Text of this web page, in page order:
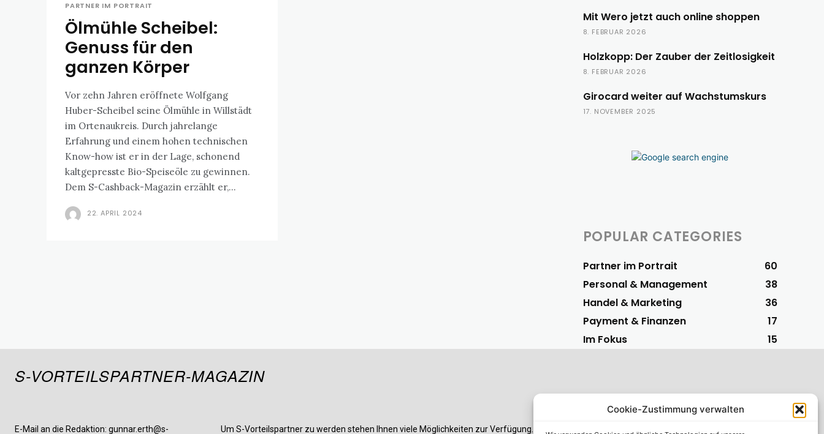
Cookie-Zustimmung verwalten
PARTNER IM PORTRAIT
Ölmühle Scheibel:
Genuss für den
ganzen Körper
Vor zehn Jahren eröffnete Wolfgang
Huber-Scheibel seine Ölmühle in Willstädt
im Ortenaukreis. Durch jahrelange
Erfahrung und einem hohen technischen
Know-how ist er in der Lage, schonend
kaltgepresste Bio-Speiseöle zu gewinnen.
Dem S-Cashback-Magazin erzählt er,...
22. APRIL 2024
Mit Wero jetzt auch online shoppen
8. FEBRUAR 2026
Holzkopp: Der Zauber der Zeitlosigkeit
8. FEBRUAR 2026
Girocard weiter auf Wachstumskurs
17. NOVEMBER 2025
POPULAR CATEGORIES
Partner im Portrait
60
Personal & Management
38
Handel & Marketing
36
Payment & Finanzen
17
Im Fokus
15
S-VORTEILSPARTNER-MAGAZIN
E-Mail an die Redaktion: gunnar.erth@s- Um S-Vorteilspartner zu werden stehen Ihnen viele Möglichkeiten zur Verfügung. Am einfachsten S-Vorteilspartner